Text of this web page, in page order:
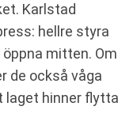
Karlstad
hellre styra
mitten. Om
de också våga
laget hinner flytta